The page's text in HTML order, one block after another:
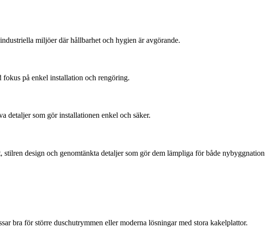
miljöer där hållbarhet och hygien är avgörande.
på enkel installation och rengöring.
detaljer som gör installationen enkel och säker.
design och genomtänkta detaljer som gör dem lämpliga för både nybyggnation
bra för större duschutrymmen eller moderna lösningar med stora kakelplattor.